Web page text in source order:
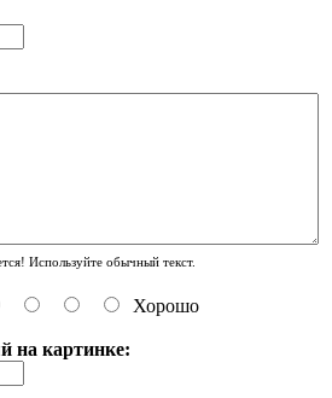
Используйте обычный текст.
Хорошо
на картинке: